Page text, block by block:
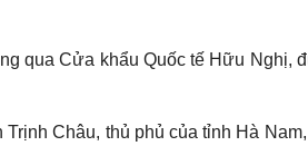
qua Cửa khẩu Quốc tế Hữu Nghị,
Châu, thủ phủ của tỉnh Hà